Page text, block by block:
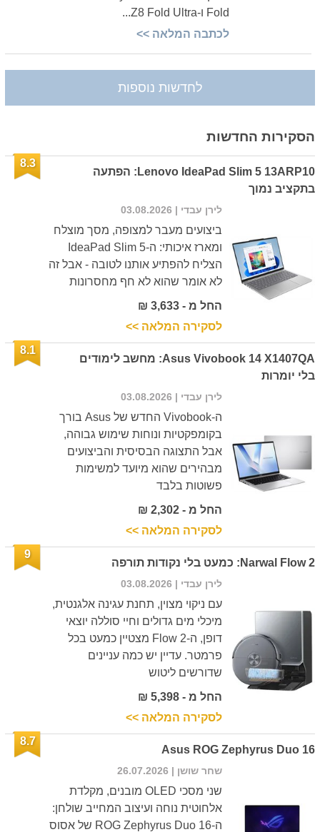
Fold ו-Z8 Fold Ultra...
לכתבה המלאה >>
לחדשות נוספות
הסקירות החדשות
Lenovo IdeaPad Slim 5 13ARP10: הפתעה
בתקציב נמוך
8.3
לירן עבדי | 03.08.2026
ביצועים מעבר למצופה, מסך מוצלח
ומארז איכותי: ה-IdeaPad Slim 5
הצליח להפתיע אותנו לטובה - אבל זה
לא אומר שהוא לא חף מחסרונות
החל מ - 3,633 ₪
לסקירה המלאה >>
Asus Vivobook 14 X1407QA: מחשב לימודים
בלי יומרות
8.1
לירן עבדי | 03.08.2026
ה-Vivobook החדש של Asus בורך
בקומפקטיות ונוחות שימוש גבוהה,
אבל התצוגה הבסיסית והביצועים
מבהירים שהוא מיועד למשימות
פשוטות בלבד
החל מ - 2,302 ₪
לסקירה המלאה >>
Narwal Flow 2: כמעט בלי נקודות תורפה
9
לירן עבדי | 03.08.2026
עם ניקוי מצוין, תחנת עגינה אלגנטית,
מיכלי מים גדולים וחיי סוללה יוצאי
דופן, ה-Flow 2 מצטיין כמעט בכל
פרמטר. עדיין יש כמה עניינים
שדורשים ליטוש
החל מ - 5,398 ₪
לסקירה המלאה >>
Asus ROG Zephyrus Duo 16
8.7
שחר שושן | 26.07.2026
שני מסכי OLED מובנים, מקלדת
אלחוטית נוחה ועיצוב המחייב שולחן:
ה-ROG Zephyrus Duo 16 של אסוס